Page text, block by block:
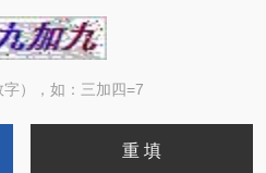
），如：三加四=7